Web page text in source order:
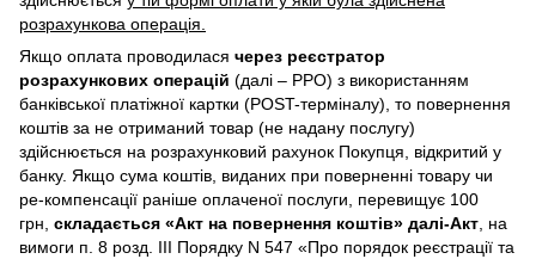
розрахункова операція.
Якщо оплата проводилася через реєстратор
розрахункових операцій (далі – РРО) з використанням
банківської платіжної картки (POST-терміналу), то повернення
коштів за не отриманий товар (не надану послугу)
здійснюється на розрахунковий рахунок Покупця, відкритий у
банку. Якщо сума коштів, виданих при поверненні товару чи
ре-компенсації раніше оплаченої послуги, перевищує 100
грн, складається «Акт на повернення коштів» далі-Акт, на
вимоги п. 8 розд. III Порядку N 547 «Про порядок реєстрації та